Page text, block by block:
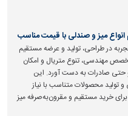
میز و صندلی با قیمت مناسب
و صندلی آرش با بیش از ۲۰ سال تجربه در طراحی، تولید و عرضه مستقیم
مهندسی، تنوع متریال و امکان
و حتی صادرات به دست آورد. این
تولید محصولات متناسب با نیاز
خرید مستقیم و مقرون‌به‌صرفه میز